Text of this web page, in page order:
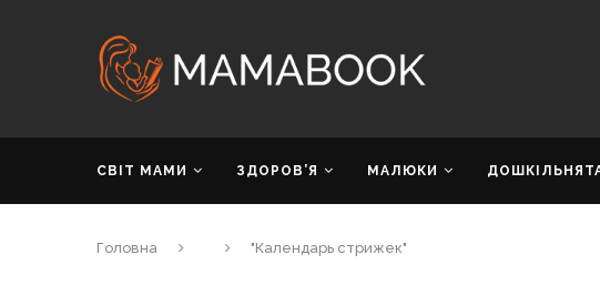
СВІТ МАМИ ЗДОРОВ’Я МАЛЮКИ
Головна "Календарь стрижек"